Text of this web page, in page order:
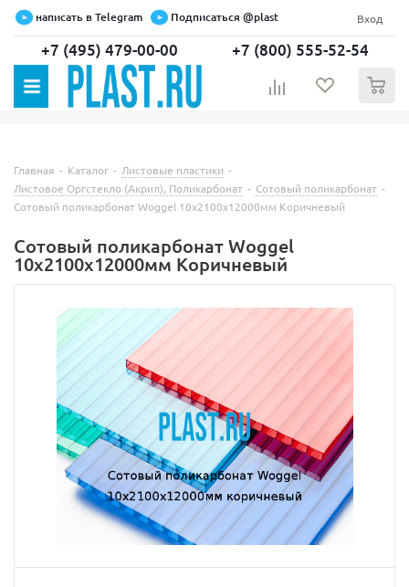
написать в Telegram Подписаться @plast Вход
+7 (495) 479-00-00 +7 (800) 555-52-54
Главная - Каталог - Листовые пластики -
Листовое Оргстекло (Акрил), Поликарбонат - Сотовый поликарбонат -
Сотовый поликарбонат Woggel 10х2100х12000мм Коричневый
Сотовый поликарбонат Woggel
10х2100х12000мм Коричневый